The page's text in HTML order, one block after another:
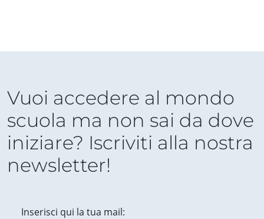
Vuoi accedere al mondo
scuola ma non sai da dove
iniziare? Iscriviti alla nostra
newsletter!
Inserisci qui la tua mail: